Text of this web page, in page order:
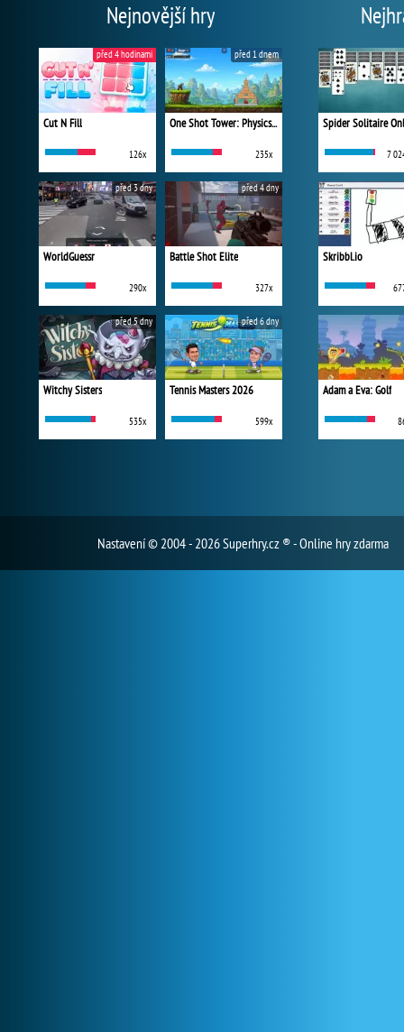
Nejnovější hry
Cut N Fill
126x
před 4 hodinami
One Shot Tower: Physics Destroyer
235x
před 1 dnem
WorldGuessr
290x
před 3 dny
Battle Shot Elite
327x
před 4 dny
Witchy Sisters
535x
před 5 dny
Tennis Masters 2026
599x
před 6 dny
Spider Solitaire
7
Skribbl.io
Adam a Eva: Golf
Nastavení© 2004 - 2026 Superhry.cz ® - Online hry zdarma